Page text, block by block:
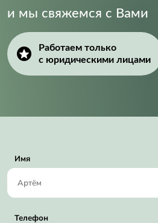
и мы свяжемся с Вами
Работаем только
с юридическими лицами
Имя
Телефон